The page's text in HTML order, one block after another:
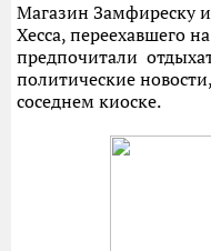
Магазин Замфиреску
Хесса, переехавшего
предпочитали
политические
соседнем киоске.